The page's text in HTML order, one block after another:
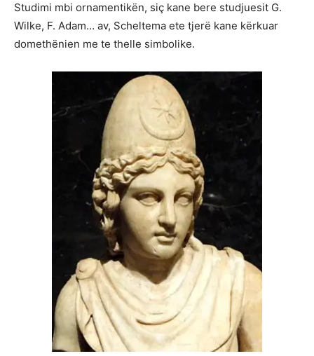
Studimi mbi ornamentikën, siç kane bere studjuesit G.
Wilke, F. Adam… av, Scheltema ete tjerë kane kërkuar
domethënien me te thelle simbolike.